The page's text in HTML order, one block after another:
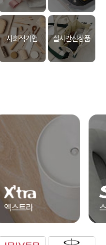
사회적기업 실시간신상품
엑스트라